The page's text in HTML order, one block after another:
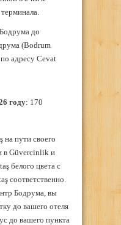
до
(Bodrum
адресу Cevat
году: 170
на пути своего
в Güvercinlik и
белого цвета с
соответственно.
Бодрума, вы
до вашего отеля
до вашего пункта